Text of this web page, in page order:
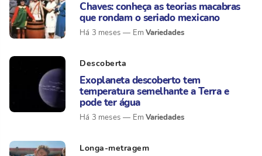
Chaves: conheça as teorias macabras
que rondam o seriado mexicano
Há 3 meses Variedades
Descoberta
Exoplaneta descoberto tem
temperatura semelhante a Terra e
pode ter água
Há 3 meses Variedades
Longa-metragem